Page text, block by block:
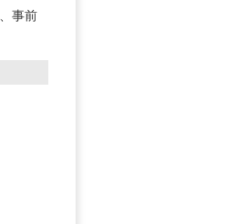
事前